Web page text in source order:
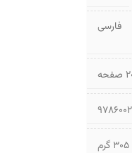
فارسی
305 گرم